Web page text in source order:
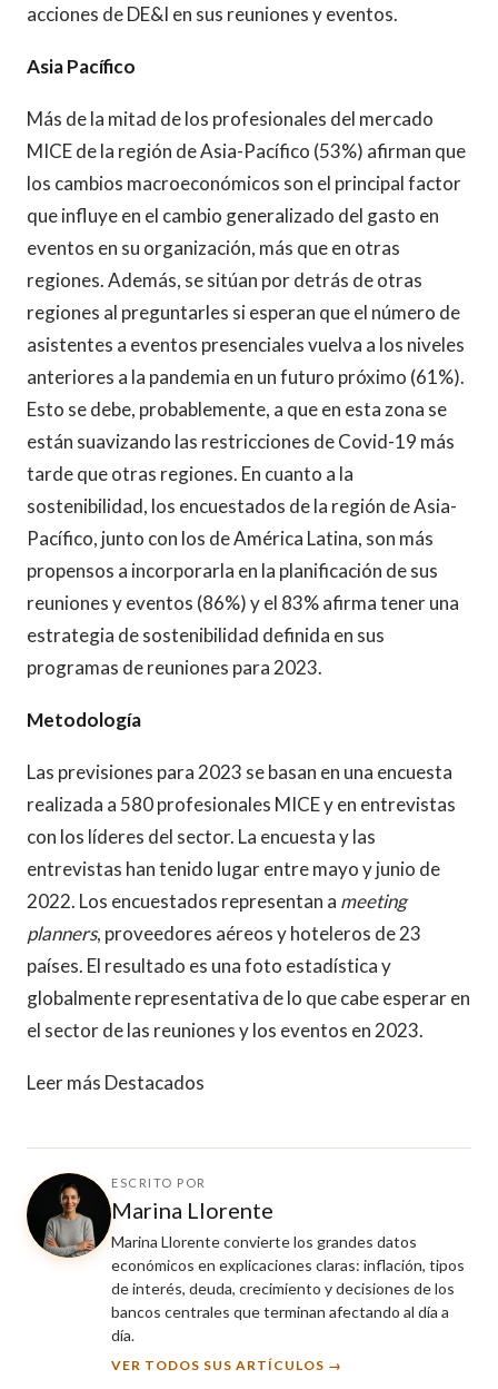
acciones de DE&I en sus reuniones y eventos.
Asia Pacífico
Más de la mitad de los profesionales del mercado
MICE de la región de Asia-Pacífico (53%) afirman que
los cambios macroeconómicos son el principal factor
que influye en el cambio generalizado del gasto en
eventos en su organización, más que en otras
regiones. Además, se sitúan por detrás de otras
regiones al preguntarles si esperan que el número de
asistentes a eventos presenciales vuelva a los niveles
anteriores a la pandemia en un futuro próximo (61%).
Esto se debe, probablemente, a que en esta zona se
están suavizando las restricciones de Covid-19 más
tarde que otras regiones. En cuanto a la
sostenibilidad, los encuestados de la región de Asia-
Pacífico, junto con los de América Latina, son más
propensos a incorporarla en la planificación de sus
reuniones y eventos (86%) y el 83% afirma tener una
estrategia de sostenibilidad definida en sus
programas de reuniones para 2023.
Metodología
Las previsiones para 2023 se basan en una encuesta
realizada a 580 profesionales MICE y en entrevistas
con los líderes del sector. La encuesta y las
entrevistas han tenido lugar entre mayo y junio de
2022. Los encuestados representan a meeting
planners, proveedores aéreos y hoteleros de 23
países. El resultado es una foto estadística y
globalmente representativa de lo que cabe esperar en
el sector de las reuniones y los eventos en 2023.
Leer más Destacados
ESCRITO POR
Marina Llorente
Marina Llorente convierte los grandes datos
económicos en explicaciones claras: inflación, tipos
de interés, deuda, crecimiento y decisiones de los
bancos centrales que terminan afectando al día a
día.
VER TODOS SUS ARTÍCULOS →